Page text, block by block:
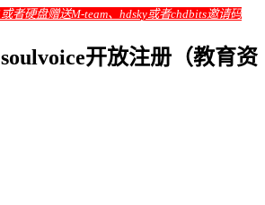
者硬盘赠送M-team、hdsky或者chdbits邀请码
开放注册（教育资